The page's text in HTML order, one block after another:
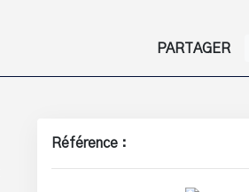
PARTAGER
Référence :